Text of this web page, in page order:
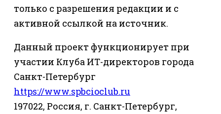
только с разрешения редакции и с
активной ссылкой на источник.
Данный проект функционирует при
участии Клуба ИТ-директоров города
Санкт-Петербург
https://www.spbcioclub.ru
197022, Россия, г. Санкт-Петербург,